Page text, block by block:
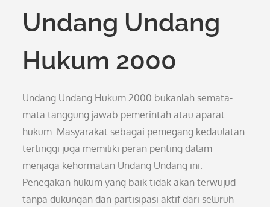
Undang Undang
Hukum 2000
Undang Undang Hukum 2000 bukanlah semata-
mata tanggung jawab pemerintah atau aparat
hukum. Masyarakat sebagai pemegang kedaulatan
tertinggi juga memiliki peran penting dalam
menjaga kehormatan Undang Undang ini.
Penegakan hukum yang baik tidak akan terwujud
tanpa dukungan dan partisipasi aktif dari seluruh